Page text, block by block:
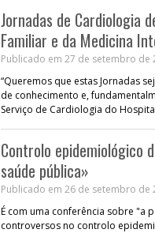
Jornadas de Cardiologia
Familiar e da Medicina
Publicado em 27 de setembro de
“Queremos que estas Jornadas
de conhecimento e,
Serviço de Cardiologia do
Controlo epidemiológico
saúde pública»
Publicado em 26 de setembro de
É com uma conferência sobre "a
controversos no controlo